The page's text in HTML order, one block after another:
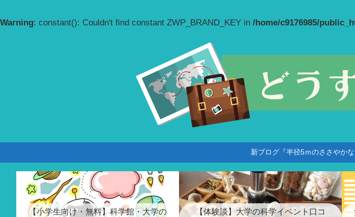
Warning: constant(): Couldn't find constant ZWP_BRAND_KEY in /home/c9176985/
新ブログ『半径5ｍのささやか
【小学生向け・無料】科学館・大学の
【体験談】大学の科学イベント口コ